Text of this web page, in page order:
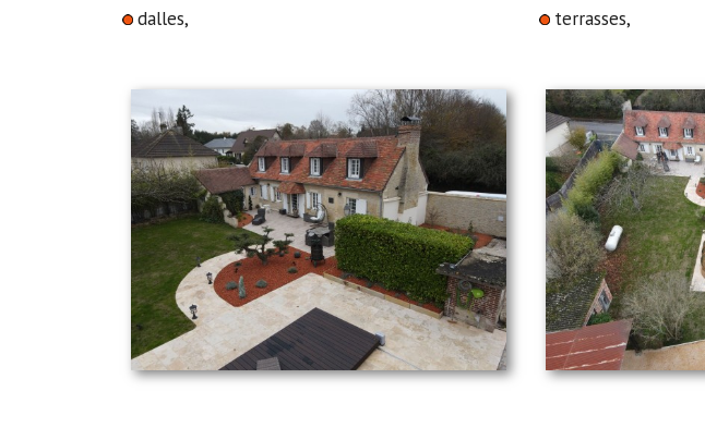
dalles,
terrasses,